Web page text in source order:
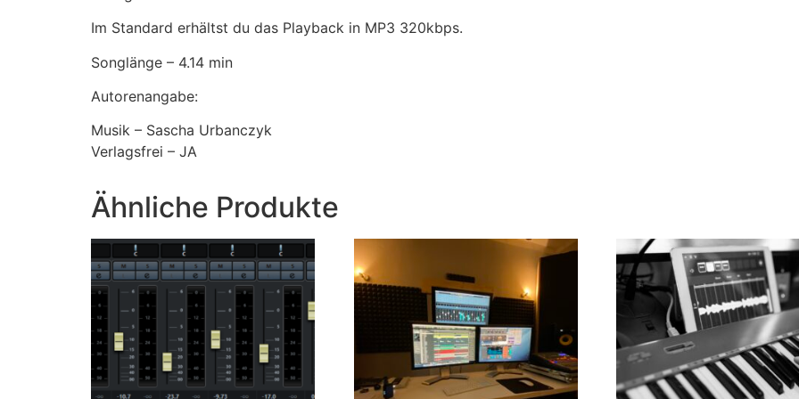
Im Standard erhältst du das Playback in MP3 320kbps.
Songlänge – 4.14 min
Autorenangabe:
Musik – Sascha Urbanczyk
Verlagsfrei – JA
Ähnliche Produkte